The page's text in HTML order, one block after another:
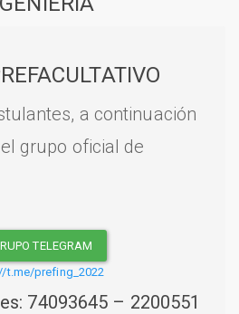
a continuación
grupo oficial de
TELEGRAM
t.me/prefing_2022
74093645 – 2200551